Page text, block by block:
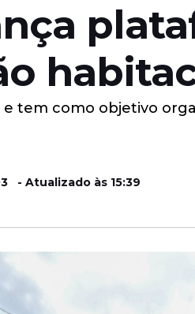
tem como objetivo
- Atualizado às 15:39